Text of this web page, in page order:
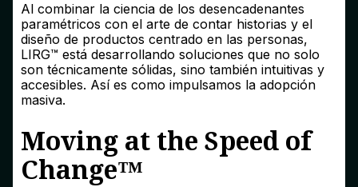
Al combinar la ciencia de los desencadenantes
paramétricos con el arte de contar historias y el
diseño de productos centrado en las personas,
LIRG™ está desarrollando soluciones que no solo
son técnicamente sólidas, sino también intuitivas y
accesibles. Así es como impulsamos la adopción
masiva.
Moving at the Speed of
Change™